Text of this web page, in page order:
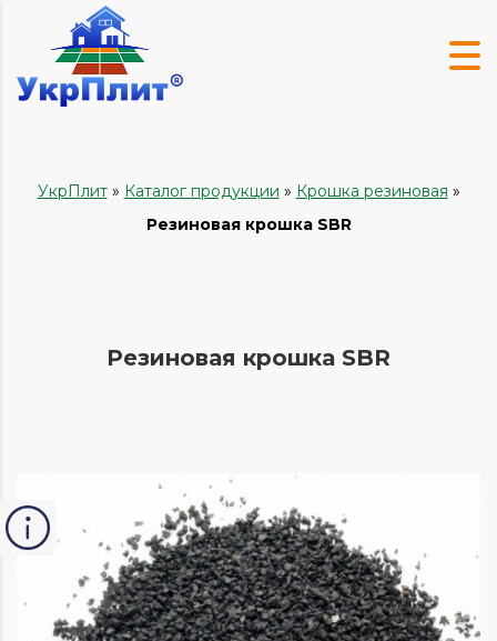
УкрПлит» Каталог продукции » Крошка резиновая »
Резиновая крошка SBR
Резиновая крошка SBR